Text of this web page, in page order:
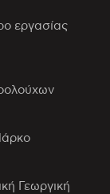
εργασίας
Γεωργική